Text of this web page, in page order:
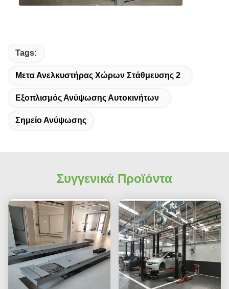
Tags:
Μετα Ανελκυστήρας Χώρων Στάθμευσης 2
Εξοπλισμός Ανύψωσης Αυτοκινήτων
Σημείο Ανύψωσης
Συγγενικά Προϊόντα